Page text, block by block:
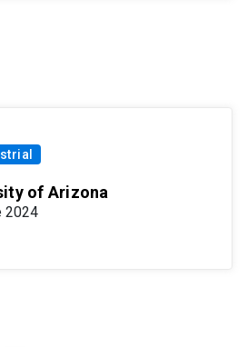
of Arizona
2024